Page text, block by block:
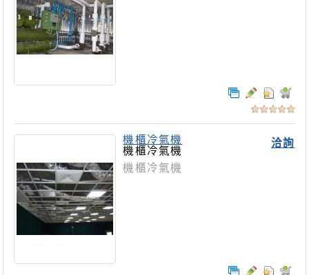
洽詢
機櫃冷氣機
機櫃冷氣機
機櫃冷氣機